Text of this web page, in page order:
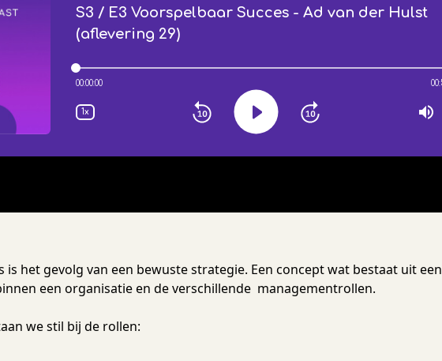
is het gevolg van een bewuste strategie. Een concept wat bestaat uit een
een organisatie en de verschillende managementrollen.
we stil bij de rollen: